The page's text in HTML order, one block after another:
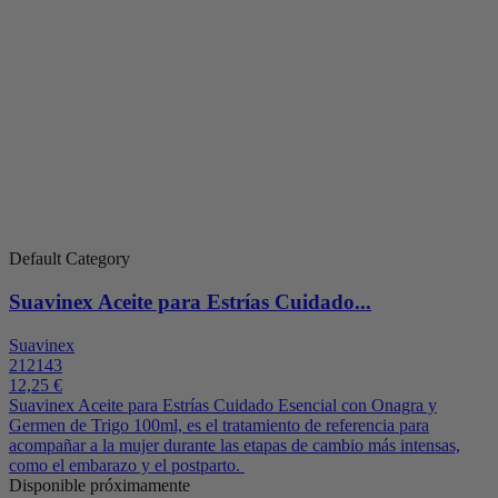
Default Category
Suavinex Aceite para Estrías Cuidado...
Suavinex
212143
12,25 €
Suavinex Aceite para Estrías Cuidado Esencial con Onagra y
Germen de Trigo 100ml, es el tratamiento de referencia para
acompañar a la mujer durante las etapas de cambio más intensas,
como el embarazo y el postparto.
Disponible próximamente